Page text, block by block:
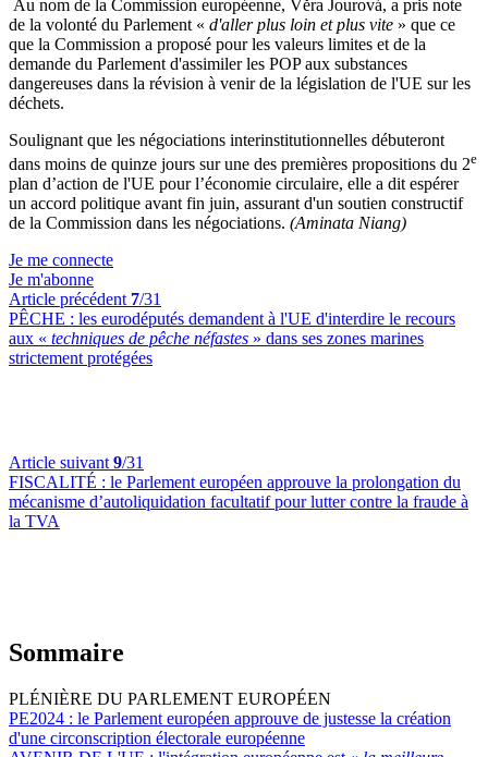
Au nom de la Commission européenne, Věra Jourová, a pris note
de la volonté du Parlement « d'aller plus loin et plus vite » que ce
que la Commission a proposé pour les valeurs limites et de la
demande du Parlement d'assimiler les POP aux substances
dangereuses dans la révision à venir de la législation de l'UE sur les
déchets.
Soulignant que les négociations interinstitutionnelles débuteront
dans moins de quinze jours sur une des premières propositions du 2e
plan d’action de l'UE pour l’économie circulaire, elle a dit espérer
un accord politique avant fin juin, assurant d'un soutien constructif
de la Commission dans les négociations. (Aminata Niang)
Je me connecte
Je m'abonne
Article précédent 7/31
PÊCHE : les eurodéputés demandent à l'UE d'interdire le recours
aux « techniques de pêche néfastes » dans ses zones marines
strictement protégées
Article suivant 9/31
FISCALITÉ : le Parlement européen approuve la prolongation du
mécanisme d’autoliquidation facultatif pour lutter contre la fraude à
la TVA
Sommaire
PLÉNIÈRE DU PARLEMENT EUROPÉEN
PE2024 : le Parlement européen approuve de justesse la création
d'une circonscription électorale européenne